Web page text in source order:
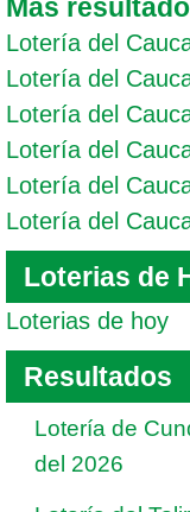
Mas
Lotería del
Lotería del
Lotería del
Lotería del
Lotería del
Lotería del
Loterias de
Loterias de hoy
Resultados
Lotería de
del 2026